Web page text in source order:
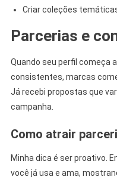
Criar coleções
Parcerias e
Quando seu perfil começa
consistentes, marcas
Já recebi propostas que
campanha.
Como atrair
Minha dica é ser proativo.
você já usa e ama,